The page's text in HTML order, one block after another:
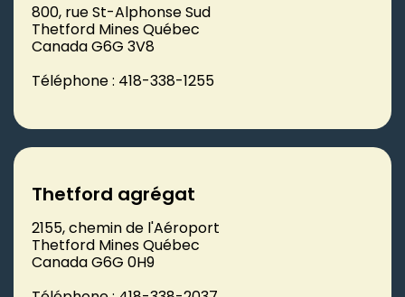
800, rue St-Alphonse Sud
Thetford Mines Québec
Canada G6G 3V8
Téléphone : 418-338-1255
Thetford agrégat
2155, chemin de l'Aéroport
Thetford Mines Québec
Canada G6G 0H9